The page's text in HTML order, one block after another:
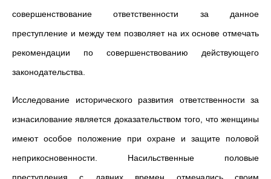
совершенствование ответственности за данное
преступление и между тем позволяет на их основе отмечать
рекомендации по совершенствованию действующего
законодательства.
Исследование исторического развития ответственности за
изнасилование является доказательством того, что женщины
имеют особое положение при охране и защите половой
неприкосновенности. Насильственные половые